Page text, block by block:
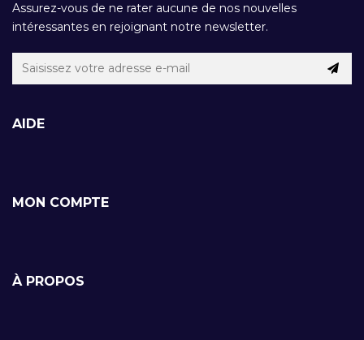
Assurez-vous de ne rater aucune de nos nouvelles
intéressantes en rejoignant notre newsletter.
AIDE
MON COMPTE
À PROPOS